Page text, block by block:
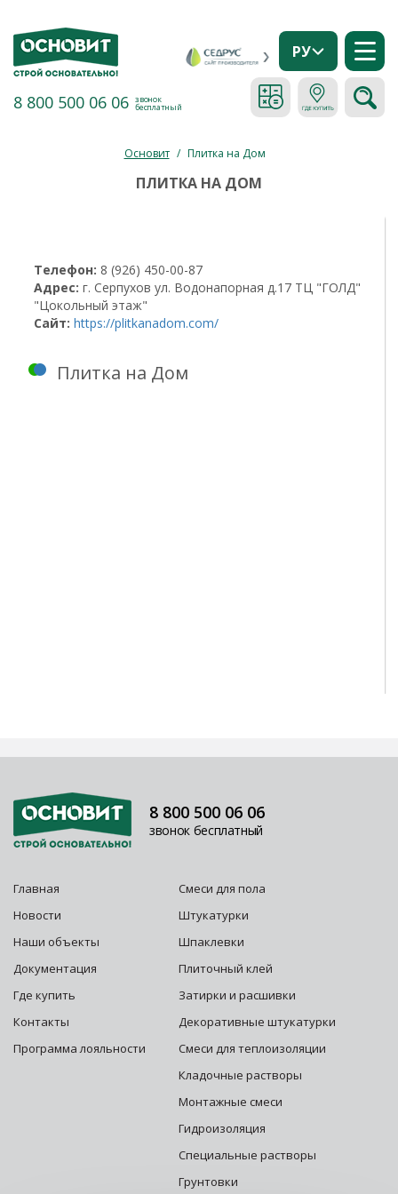
8 800 500 06 06 звонок
бесплатный
РУ
Основит / Плитка на Дом
ПЛИТКА НА ДОМ
Телефон: 8 (926) 450-00-87
Адрес: г. Серпухов ул. Водонапорная д.17 ТЦ "ГОЛД"
"Цокольный этаж"
Сайт: https://plitkanadom.com/
Плитка на Дом
Главная
Новости
Наши объекты
Документация
Где купить
Контакты
Программа лояльности
Смеси для пола
Штукатурки
Шпаклевки
Плиточный клей
Затирки и расшивки
Декоративные штукатурки
Смеси для теплоизоляции
Кладочные растворы
Монтажные смеси
Гидроизоляция
Специальные растворы
Грунтовки
8 800 500 06 06
звонок бесплатный